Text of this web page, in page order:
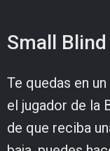
Small Blind
Te quedas en
el jugador de la
de que reciba